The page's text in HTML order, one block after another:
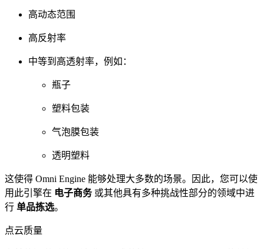
高动态范围
高反射率
中等到高透射率，例如：
瓶子
塑料包装
气泡膜包装
透明塑料
这使得 Omni Engine 能够处理大多数的场景。因此，您可以使
用此引擎在 电子商务或其他具有多种挑战性部分的领域中进
行 单品拣选。
点云质量